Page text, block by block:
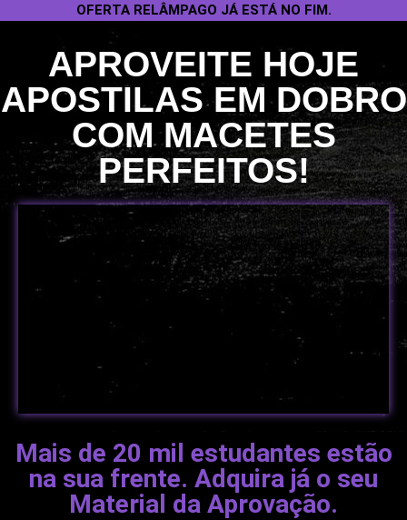
OFERTA RELÂMPAGO JÁ ESTÁ NO FIM.
APROVEITE HOJE
APOSTILAS EM DOBRO
COM MACETES
PERFEITOS!
Mais de 20 mil estudantes estão
na sua frente. Adquira já o seu
Material da Aprovação.